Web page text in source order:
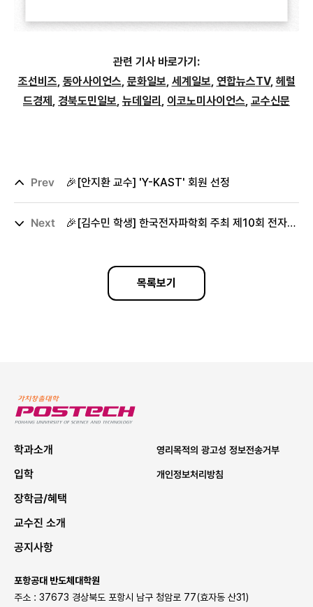
관련 기사 바로가기:
조선비즈, 동아사이언스, 문화일보, 세계일보, 연합뉴스TV, 헤럴
드경제 , 경북도민일보, 뉴데일리 , 이코노미사이언스, 교수신문
Prev 🎉[안지환 교수] 'Y-KAST' 회원 선정
Next 🎉[김수민 학생] 한국전자파학회 주최 제10회 전자파측정 논문경진대회 "우수상" 수상 🏆
목록보기
P
O
S
E
C
H
포항공대 반도체대학원
주소 : 37673 경상북도 포항시 남구 청암로 77(효자동 산31)
학과소개
입학
장학금/혜택
교수진 소개
공지사항
영리목적의 광고성 정보전송거부
개인정보처리방침